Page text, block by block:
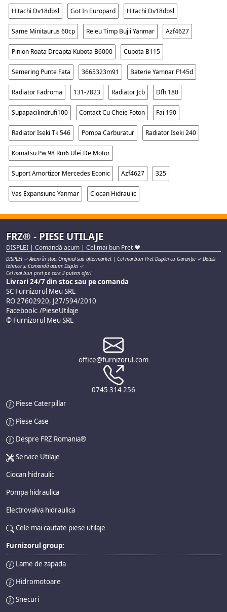
Hitachi Dv18dbsl Got In Europard Hitachi Dv18dbsl
Same Minitaurus 60cp Releu Timp Bujii Yanmar Azf4627
Pinion Roata Dreapta Kubota B6000 Cubota B115
Semering Punte Fata 3665323m91 Baterie Yamnar F145d
Radiator Fadroma 131-7823 Radiator Jcb Dfh 180
Supapacilindrufi100 Contact Cu Cheie Foton Fai 190
Radiator Iseki Tk 546 Pompa Carburatur Radiator Iseki 240
Komatsu Pw 98 Rm6 Ulei De Motor
Suport Amortizor Mercedes Econic Azf4627 325
Vas Expansiune Yanmar Ciocan Hidraulic
FRZ® - PIESE UTILAJE
DISPLEI | Comandă acum | Cel mai bun Pret ♥
DISPLEI ✓ Avem în stoc: Original sau aftermarket | Cel mai bun Pret Displei cu Garanție ✓ Detalii
tehnice și Comandă acum: Displei ✓
Cel mai bun pret pe care il putem oferi
Livrari 24/7 din stoc sau pe comanda
SC Furnizorul Meu SRL
RO 27602920, J27/594/2010
Facebook: /PieseUtilaje
© Furnizorul Meu SRL
office@furnizorul.com
0745 314 256
Piese Caterpillar
Piese Case
Despre FRZ Romania®
Service Utilaje
Ciocan hidraulic
Pompa hidraulica
Electrovalva hidraulica
Cele mai cautate piese utilaje
Furnizorul group:
Lame de zapada
Hidromotoare
Snecuri